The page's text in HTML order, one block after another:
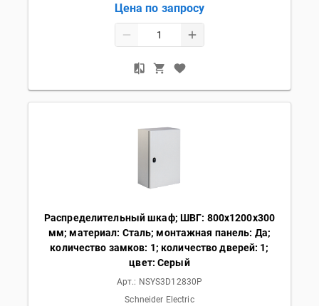
Цена по запросу
Распределительный шкаф; ШВГ: 800х1200х300
мм; материал: Сталь; монтажная панель: Да;
количество замков: 1; количество дверей: 1;
цвет: Серый
Арт.: NSYS3D12830P
Schneider Electric